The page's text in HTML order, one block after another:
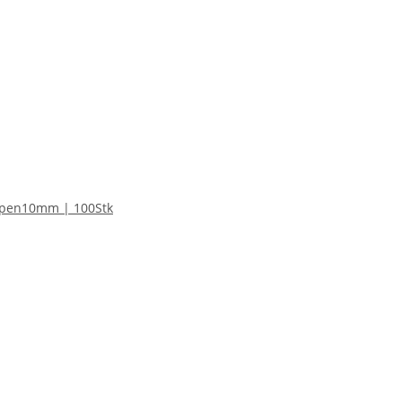
| 100Stk